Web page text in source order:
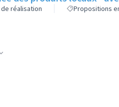
de réalisation Propositions